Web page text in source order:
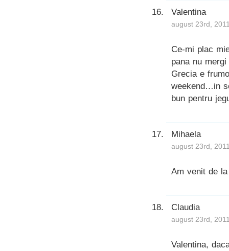
Valentina
august 23rd,
Ce-mi plac
pana nu
Grecia e
weekend…in
bun pentru
Mihaela
august 23rd,
Am venit de
Claudia
august 23rd,
Valentina,